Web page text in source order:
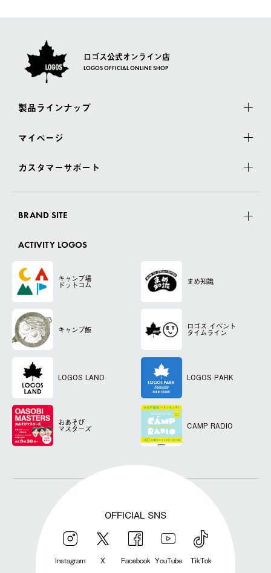
ロゴス公式オンライン店
LOGOS OFFICIAL ONLINE SHOP
製品ラインナップ
マイページ
カスタマーサポート
BRAND SITE
ACTIVITY LOGOS
キャンプ場
ドットコム まめ知識
キャンプ飯 ロゴス イベント
タイムライン
LOGOS LAND LOGOS PARK
おあそび
マスターズ CAMP RADIO
OFFICIAL SNS
Instagram X Facebook YouTube TikTok